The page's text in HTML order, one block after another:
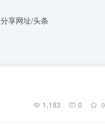
分享网址/头条
1,183 0 0